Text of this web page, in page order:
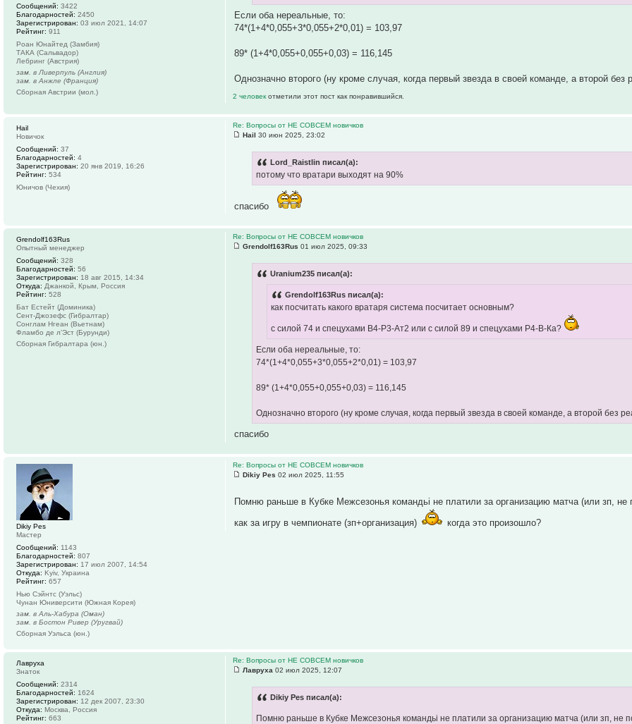
Если оба нереальные, то:
74*(1+4*0,055+3*0,055+2*0,01) = 103,97
89* (1+4*0,055+0,055+0,03) = 116,145
Однозначно второго (ну кроме случая, когда первый звезда в своей команде, а второй без
2 человекотметили этот пост как понравившийся.
Сообщений: 3422
Благодарностей: 2450
Зарегистрирован: 03 июл 2021, 14:07
Рейтинг: 911
Роан Юнайтед (Замбия)
ТАКА (Сальвадор)
Лебринг (Австрия)
зам. в Ливерпуль (Англия)
зам. в Анжле (Франция)
Сборная Австрии (мол.)
Re: Вопросы от НЕ СОВСЕМ новичков
Hail 30 июн 2025, 23:02
Lord_Raistlin писал(а):
потому что вратари выходят на 90%
спасибо
Hail
Новичок
Сообщений: 37
Благодарностей: 4
Зарегистрирован: 20 янв 2019, 16:26
Рейтинг: 534
Юничов (Чехия)
Re: Вопросы от НЕ СОВСЕМ новичков
Grendolf163Rus 01 июл 2025, 09:33
Uranium235 писал(а):
Grendolf163Rus писал(а):
как посчитать какого вратаря система посчитает основным?
с силой 74 и спецухами В4-Р3-Ат2 или с силой 89 и спецухами Р4-В-Ка?
Если оба нереальные, то:
74*(1+4*0,055+3*0,055+2*0,01) = 103,97
89* (1+4*0,055+0,055+0,03) = 116,145
Однозначно второго (ну кроме случая, когда первый звезда в своей команде, а второй без
спасибо
Grendolf163Rus
Опытный менеджер
Сообщений: 328
Благодарностей: 56
Зарегистрирован: 18 авг 2015, 14:34
Откуда: Джанкой, Крым, Россия
Рейтинг: 528
Бат Естейт (Доминика)
Сент-Джозефс (Гибралтар)
Сонглам Нгеан (Вьетнам)
Фламбо де л’Эст (Бурунди)
Сборная Гибралтара (юн.)
Re: Вопросы от НЕ СОВСЕМ новичков
Dikiy Pes 02 июл 2025, 11:55
Помню раньше в Кубке Межсезонья командьі не платили за организацию матча (или зп,
как за игру в чемпионате (зп+организация)
когда это произошло?
Dikiy Pes
Мастер
Сообщений: 1143
Благодарностей: 807
Зарегистрирован: 17 июл 2007, 14:54
Откуда: Kyiv, Украина
Рейтинг: 657
Нью Сэйнтс (Уэльс)
Чунан Юниверсити (Южная Корея)
зам. в Аль-Хабура (Оман)
зам. в Бостон Ривер (Уругвай)
Сборная Уэльса (юн.)
Re: Вопросы от НЕ СОВСЕМ новичков
Лавруха 02 июл 2025, 12:07
Dikiy Pes писал(а):
Помню раньше в Кубке Межсезонья командьі не платили за организацию матча (или зп, не
Лавруха
Знаток
Сообщений: 2314
Благодарностей: 1624
Зарегистрирован: 12 дек 2007, 23:30
Откуда: Москва, Россия
Рейтинг: 663